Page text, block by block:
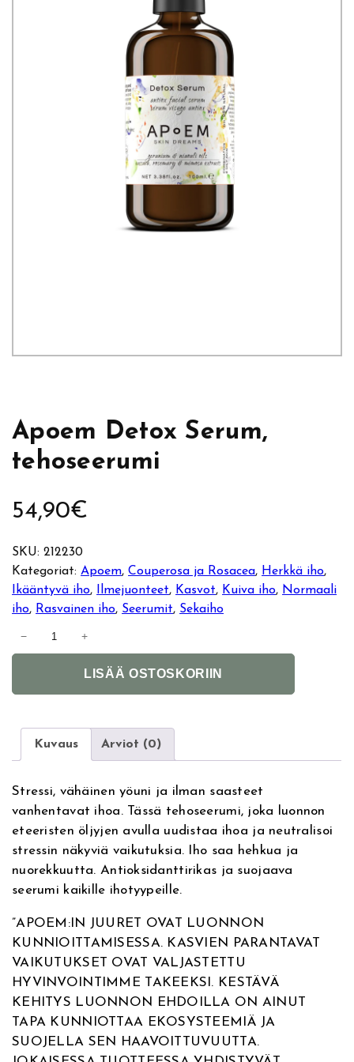
Apoem Detox Serum,
tehoseerumi
54,90€
SKU: 212230
Kategoriat:Apoem, Couperosa ja Rosacea, Herkkä iho
Ikääntyvä iho, Ilmejuonteet, Kasvot, Kuiva iho, Normaali
iho, Rasvainen iho, Seerumit, Sekaiho
t
x
S
e
r
u
m
t
e
h
o
s
e
e
− +
LISÄÄ OSTOSKORIIN
n
i
v
e
Kuvaus Arviot (0)
Stressi, vähäinen yöuni ja ilman saasteet
vanhentavat ihoa. Tässä tehoseerumi, joka luonnon
eteeristen öljyjen avulla uudistaa ihoa ja neutralisoi
stressin näkyviä vaikutuksia. Iho saa hehkua ja
nuorekkuutta. Antioksidanttirikas ja suojaava
seerumi kaikille ihotyypeille.
”APOEM:IN JUURET OVAT LUONNON
KUNNIOITTAMISESSA. KASVIEN PARANTAVAT
VAIKUTUKSET OVAT VALJASTETTU
HYVINVOINTIMME TAKEEKSI. KESTÄVÄ
KEHITYS LUONNON EHDOILLA ON AINUT
TAPA KUNNIOTTAA EKOSYSTEEMIÄ JA
SUOJELLA SEN HAAVOITTUVUUTTA.